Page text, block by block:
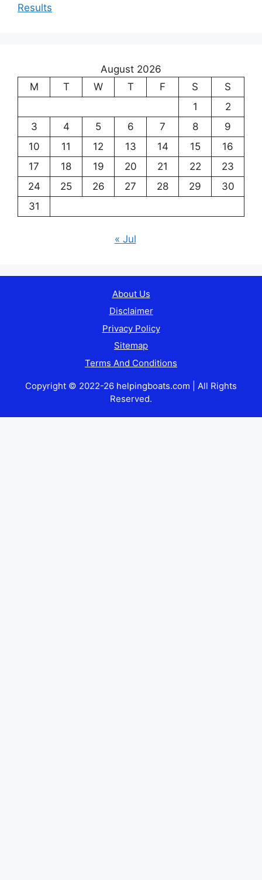
Results
August 2026
M
T W T F S
S
1
2
3
4 5 6 7 8
9
10
11 12 13 14 15
16
17
18 19 20 21 22
23
24
25 26 27 28 29
30
31
« Jul
About Us
Disclaimer
Privacy Policy
Sitemap
Terms And Conditions
Copyright © 2022-26 helpingboats.com | All Rights
Reserved.